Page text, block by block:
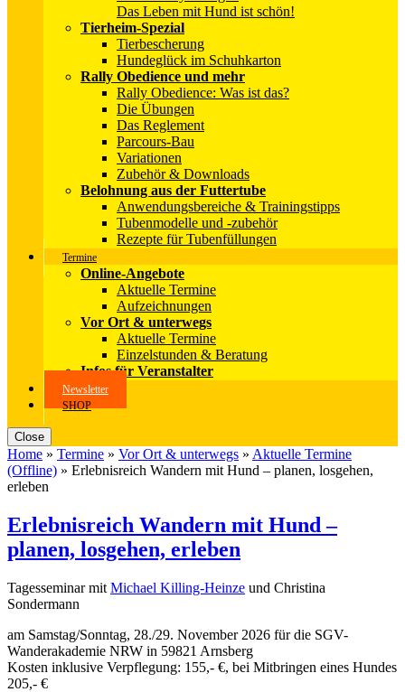
Das Leben mit Hund ist schön!
Tierheim-Spezial
Tierbescherung
Hundeglück im Schuhkarton
Rally Obedience und mehr
Rally Obedience: Was ist das?
Die Übungen
Das Reglement
Parcours-Bau
Variationen
Zubehör & Downloads
Belohnung aus der Futtertube
Anwendungsbereiche & Trainingstipps
Tubenmodelle und -zubehör
Rezepte für Tubenfüllungen
Termine
Online-Angebote
Aktuelle Termine
Aufzeichnungen
Vor Ort & unterwegs
Aktuelle Termine
Einzelstunden & Beratung
Infos für Veranstalter
Newsletter
SHOP
Close
Home » Termine » Vor Ort & unterwegs » Aktuelle Termine
(Offline) » Erlebnisreich Wandern mit Hund – planen, losgehen,
erleben
Erlebnisreich Wandern mit Hund –
planen, losgehen, erleben
Tagesseminar mit Michael Killing-Heinze und Christina
Sondermann
am Samstag/Sonntag, 28./29. November 2026 für die SGV-
Wanderakademie NRW in 59821 Arnsberg
Kosten inklusive Verpflegung: 155,- €, bei Mitbringen eines Hundes
205,- €